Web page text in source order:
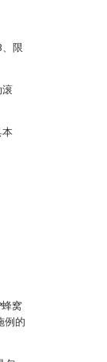
限
滚
本
窝
例的